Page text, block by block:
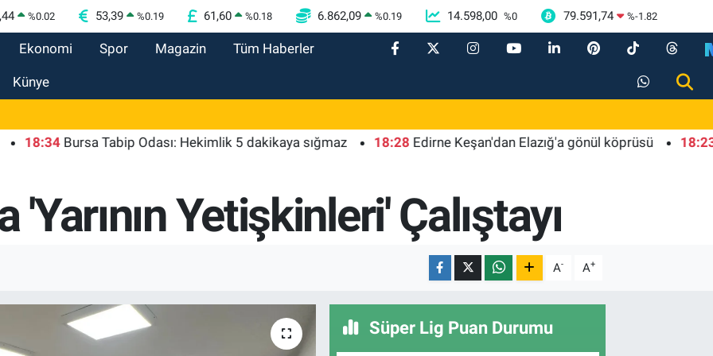
%0.02 53,39 %0.19 61,60 %0.18 6.862,09 %0.19 14.598,00 %0 79.591,74 %-1.82
Ekonomi Spor Magazin Tüm Haberler
Künye
Bursa Tabip Odası: Hekimlik 5 dakikaya sığmaz 18:28 Edirne Keşan'dan Elazığ'a gönül köprüsü 18:23
Yetişkinleri' Çalıştayı
A- A+
Süper Lig Puan Durumu